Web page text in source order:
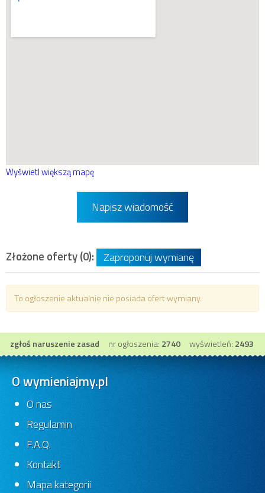
Wyświetl większą mapę
Napisz wiadomość
Złożone oferty (0): Zaproponuj wymianę
To ogłoszenie aktualnie nie posiada ofert wymiany.
zgłoś naruszenie zasad nr ogłoszenia: 2740 wyświetleń: 2493
O wymieniajmy.pl
O nas
Regulamin
F.A.Q.
Kontakt
Mapa kategorii